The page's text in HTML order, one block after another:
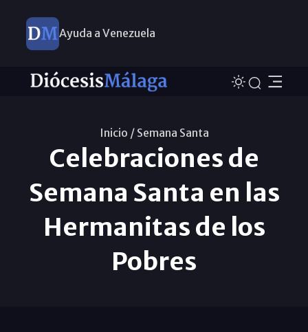
Ayuda a Venezuela
Inicio / Semana Santa
Celebraciones de
Semana Santa en las
Hermanitas de los
Pobres